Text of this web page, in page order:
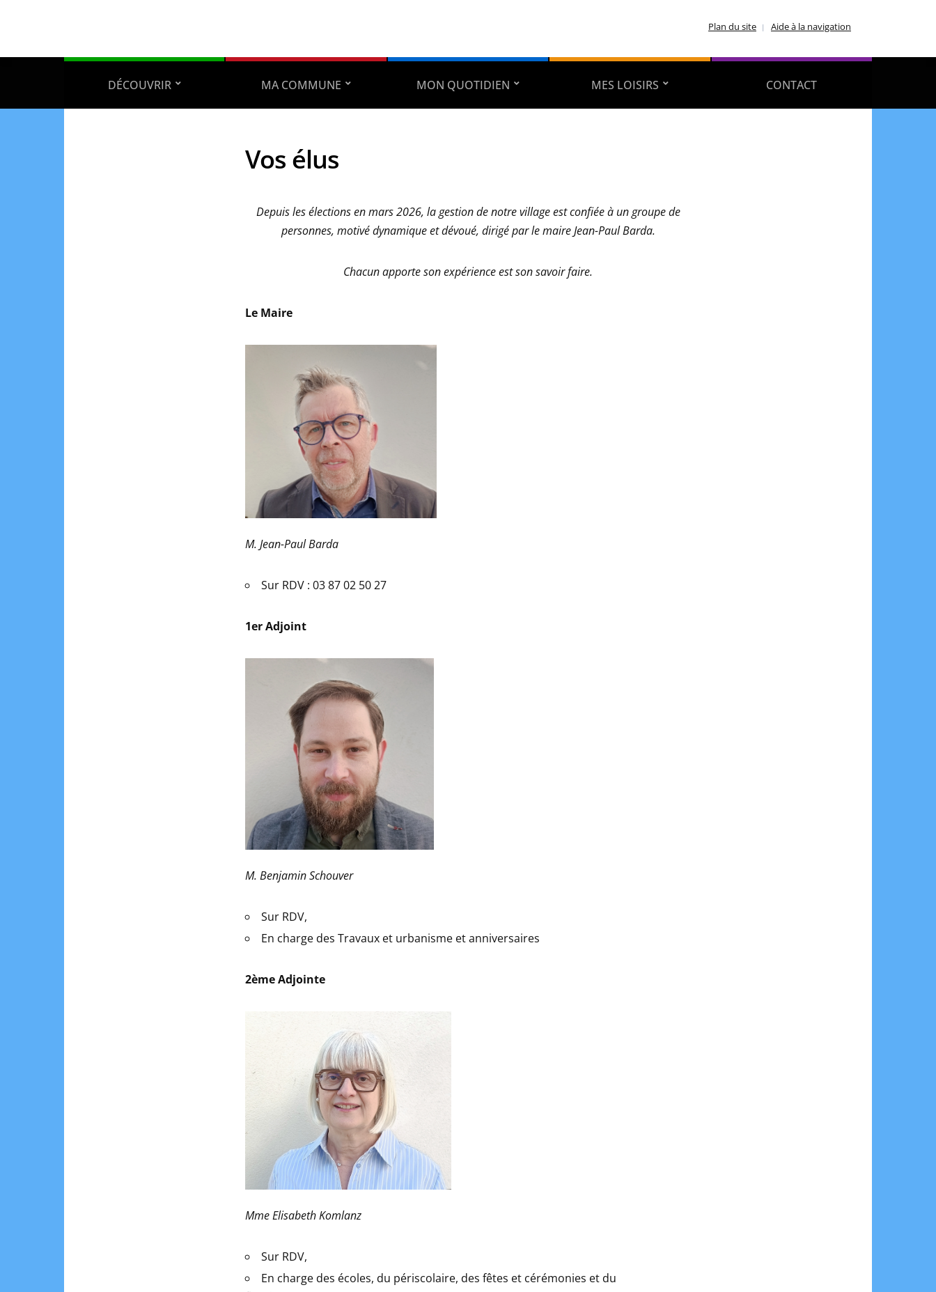
Plan du site Aide à la navigation
DÉCOUVRIR MA COMMUNE MON QUOTIDIEN MES LOISIRS CONTACT
Vos élus
Depuis les élections en mars 2026, la gestion de notre village est confiée à un groupe de
personnes, motivé dynamique et dévoué, dirigé par le maire Jean-Paul Barda.
Chacun apporte son expérience est son savoir faire.
Le Maire
M. Jean-Paul Barda
Sur RDV : 03 87 02 50 27
1er Adjoint
M. Benjamin Schouver
Sur RDV,
En charge des Travaux et urbanisme et anniversaires
2ème Adjointe
Mme Elisabeth Komlanz
Sur RDV,
En charge des écoles, du périscolaire, des fêtes et cérémonies et du